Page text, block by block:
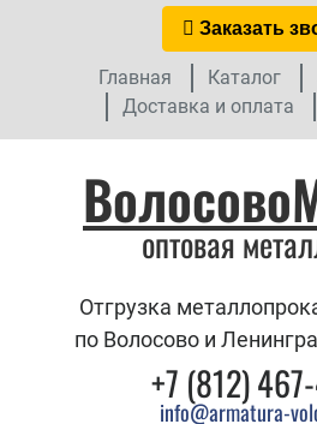
Заказать
Главная Каталог
Доставка и оплата
оптовая
Отгрузка
по Волосово и
+7 (812)
info@armatura-